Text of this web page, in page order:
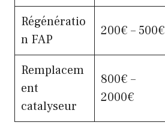
Régénératio
n FAP
200€ – 500€
Remplacem
ent
catalyseur
800€ –
2000€